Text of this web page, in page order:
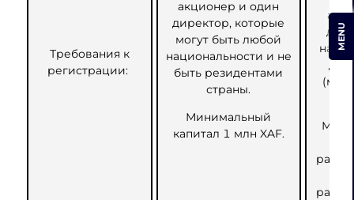
Требования к
регистрации:
акционер и один
директор, которые
могут быть любой
национальности и не
быть резидентами
страны.
Минимальный
капитал 1 млн XAF.
MENU